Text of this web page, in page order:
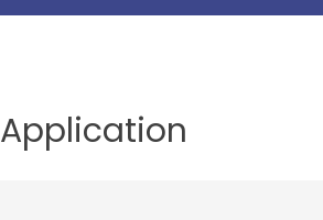
Application